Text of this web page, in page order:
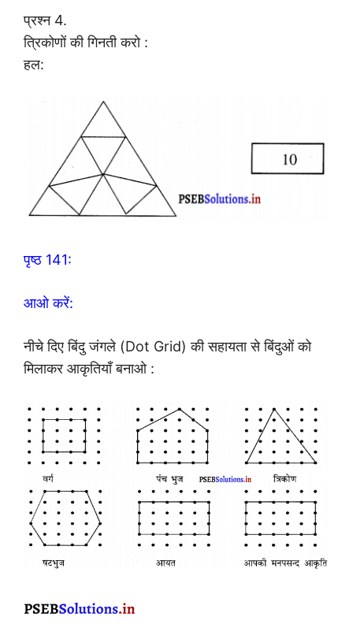
प्रश्न 4.
त्रिकोणों की गिनती करो :
हल:
पृष्ठ 141:
आओ करें:
नीचे दिए बिंदु जंगले (Dot Grid) की सहायता से बिंदुओं को
मिलाकर आकृतियाँ बनाओ :